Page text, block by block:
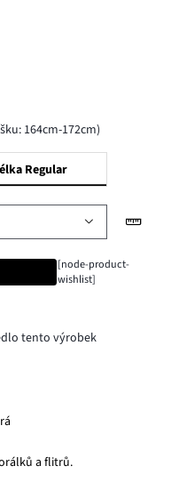
164cm-172cm)
Regular
[node-product-
wishlist]
tento výrobek
a flitrů.